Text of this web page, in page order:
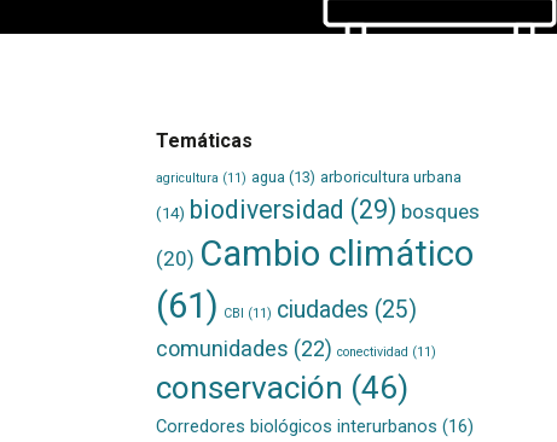
Temáticas
agricultura (11) agua (13) arboricultura urbana
(14) biodiversidad (29) bosques
(20) Cambio climático
(61) CBI (11) ciudades (25)
comunidades (22) conectividad (11)
conservación (46)
Corredores biológicos interurbanos (16)